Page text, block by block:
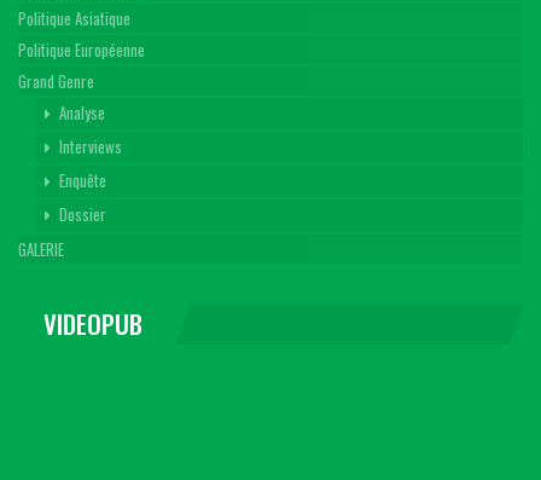
Politique Asiatique
Politique Européenne
Grand Genre
Analyse
Interviews
Enquête
Dossier
GALERIE
VIDEOPUB